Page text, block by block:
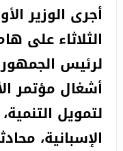
مجلس الأمة
أجرى الوزير
الثلاثاء على
لرئيس
أشغال مؤتمر
لتمويل
الإسبانية،